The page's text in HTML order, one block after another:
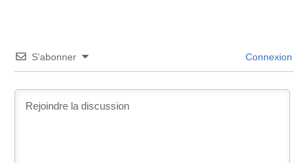
S’abonner Connexion